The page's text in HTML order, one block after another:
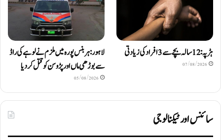
ہڑپہ: 12 سالہ بچے سے 3 افراد کی زیادتی
07/08/2026
لاہور: ہربنس پورہ میں ملزم نے لوہے کی راڈ
سے بوڑھی ماں اور پڑوسن کو قتل کر دیا
05/08/2026
سائنس اور ٹیکنالوجی